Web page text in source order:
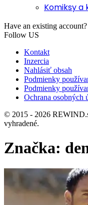
Komiksy a
Have an existing account?
Follow US
Kontakt
Inzercia
Nahlásiť obsah
Podmienky
Podmienky
Ochrana osobných
© 2015 - 2026
vyhradené.
Značka: